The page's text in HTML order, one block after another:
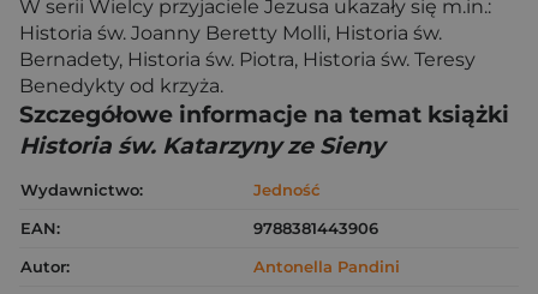
W serii Wielcy przyjaciele Jezusa ukazały się m.in.:
Historia św. Joanny Beretty Molli, Historia św.
Bernadety, Historia św. Piotra, Historia św. Teresy
Benedykty od krzyża.
Szczegółowe informacje na temat książki
Historia św. Katarzyny ze Sieny
Wydawnictwo:
Jedność
EAN:
9788381443906
Autor:
Antonella Pandini